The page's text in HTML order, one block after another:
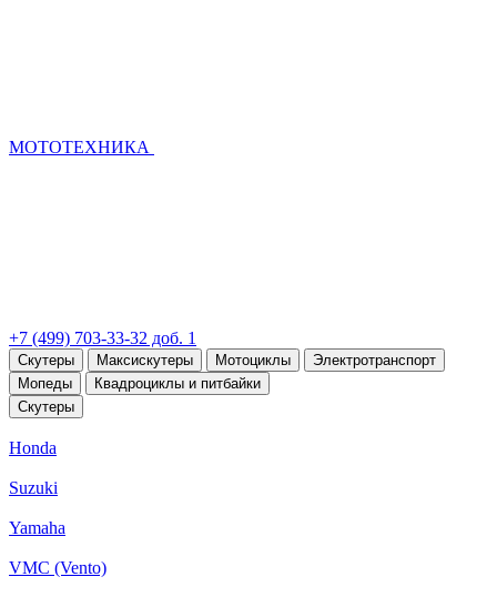
МОТОТЕХНИКА
+7 (499) 703-33-32 доб. 1
Скутеры Максискутеры Мотоциклы
Электротранспорт
Мопеды
Квадроциклы и питбайки
Скутеры
Honda
Suzuki
Yamaha
VMC (Vento)